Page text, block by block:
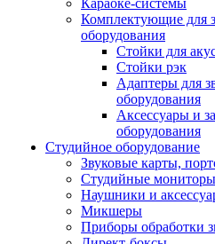
Караоке-системы
Комплектующие для
оборудования
Стойки для
Стойки рэк
Адаптеры для
оборудования
Аксессуары и
оборудования
Студийное оборудование
Звуковые карты,
Студийные мониторы
Наушники и
Микшеры
Приборы обработки